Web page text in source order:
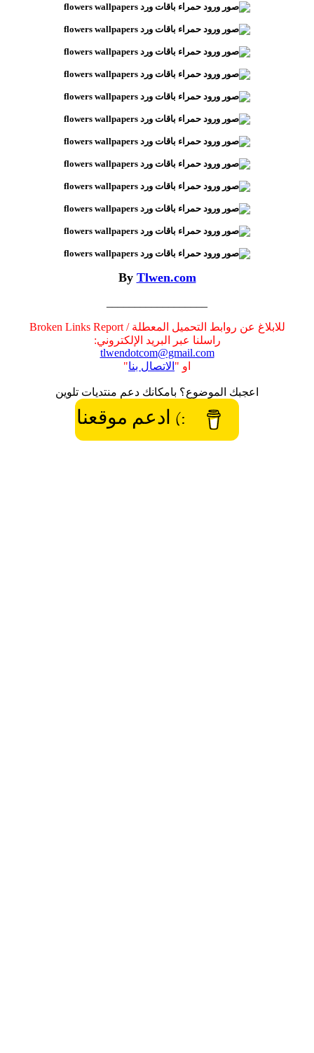
By Tlwen.com
للابلاغ عن روابط التحميل المعطلة / Broken Links Report
راسلنا عبر البريد الإلكتروني:
tlwendotcom@gmail.com
او " الاتصال بنا"
اعجبك الموضوع؟ بامكانك دعم منتديات تلوين
:) ادعم موقعنا